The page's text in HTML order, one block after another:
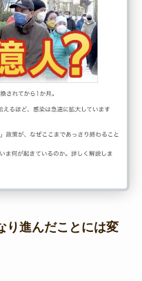
り進んだことには変